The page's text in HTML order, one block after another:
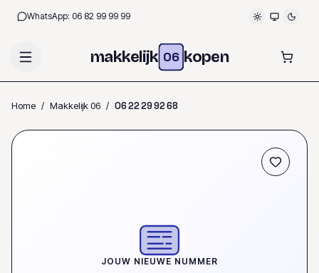
WhatsApp: 06 82 99 99 99
makkelijk 06 kopen
Home / Makkelijk 06 / 0622299268
JOUW NIEUWE NUMMER